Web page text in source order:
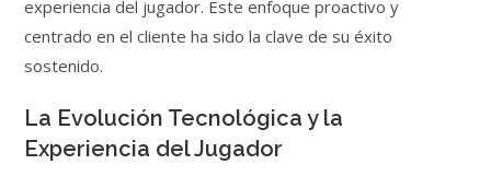
experiencia del jugador. Este enfoque proactivo y
centrado en el cliente ha sido la clave de su éxito
sostenido.
La Evolución Tecnológica y la
Experiencia del Jugador